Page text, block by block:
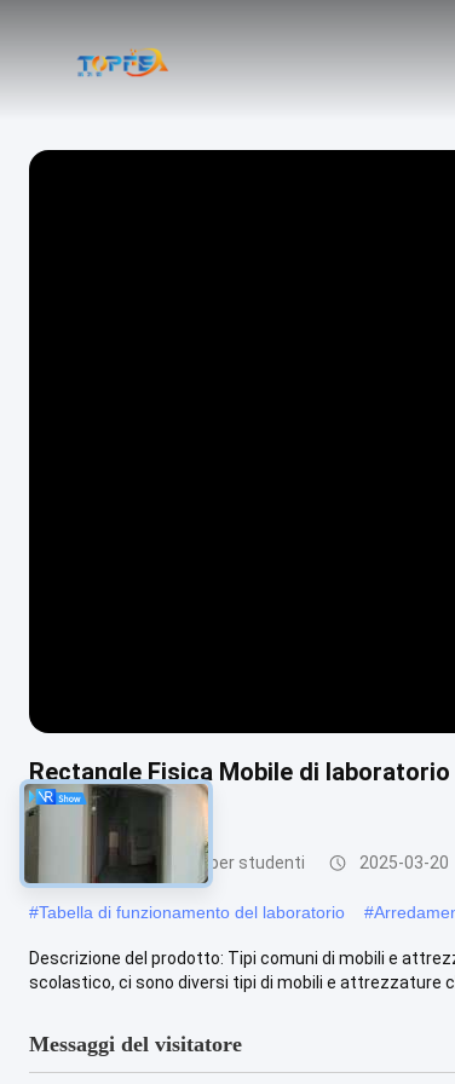
Rectangle Fisica Mobile di
personalizzabili
Mobili per laboratori per studenti 2025-03-20
#Tabella di funzionamento del laboratorio #
Descrizione del prodotto: Tipi comuni di mobili e
scolastico, ci sono diversi tipi di mobili e attrezzature
Messaggi del visitatore